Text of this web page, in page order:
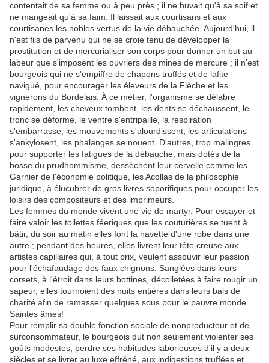
contentait de sa femme ou à peu près ; il ne buvait qu'à sa soif et
ne mangeait qu'à sa faim. Il laissait aux courtisans et aux
courtisanes les nobles vertus de la vie débauchée. Aujourd'hui, il
n'est fils de parvenu qui ne se croie tenu de développer la
prostitution et de mercurialiser son corps pour donner un but au
labeur que s'imposent les ouvriers des mines de mercure ; il n'est
bourgeois qui ne s'empiffre de chapons truffés et de lafite
navigué, pour encourager les éleveurs de la Flèche et les
vignerons du Bordelais. À ce métier, l'organisme se délabre
rapidement, les cheveux tombent, les dents se déchaussent, le
tronc se déforme, le ventre s'entripaille, la respiration
s'embarrasse, les mouvements s'alourdissent, les articulations
s'ankylosent, les phalanges se nouent. D'autres, trop malingres
pour supporter les fatigues de la débauche, mais dotés de la
bosse du prudhommisme, dessèchent leur cervelle comme les
Garnier de l'économie politique, les Acollas de la philosophie
juridique, à élucubrer de gros livres soporifiques pour occuper les
loisirs des compositeurs et des imprimeurs.
Les femmes du monde vivent une vie de martyr. Pour essayer et
faire valoir les toilettes féeriques que les couturières se tuent à
bâtir, du soir au matin elles font la navette d'une robe dans une
autre ; pendant des heures, elles livrent leur tête creuse aux
artistes capillaires qui, à tout prix, veulent assouvir leur passion
pour l'échafaudage des faux chignons. Sanglées dans leurs
corsets, à l'étroit dans leurs bottines, décolletées à faire rougir un
sapeur, elles tournoient des nuits entières dans leurs bals de
charité afin de ramasser quelques sous pour le pauvre monde.
Saintes âmes!
Pour remplir sa double fonction sociale de nonproducteur et de
surconsommateur, le bourgeois dut non seulement violenter ses
goûts modestes, perdre ses habitudes laborieuses d'il y a deux
siècles et se livrer au luxe effréné, aux indigestions truffées et